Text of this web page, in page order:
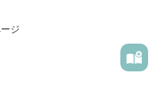
差し出すことに難色を
がせた。
嫁いだその日に影武者だ
り返されることも覚悟
ジ